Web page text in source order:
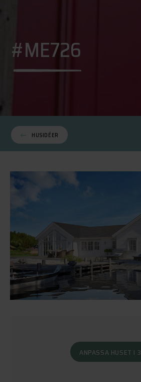
#ME726
HUSIDÉER
ANPASSA HUSET I